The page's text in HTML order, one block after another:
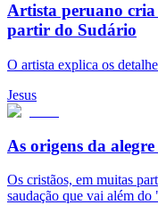
Artista peruano cria
partir do Sudário
O artista explica os
Jesus
As origens da
Os cristãos, em muitas
saudação que vai além do